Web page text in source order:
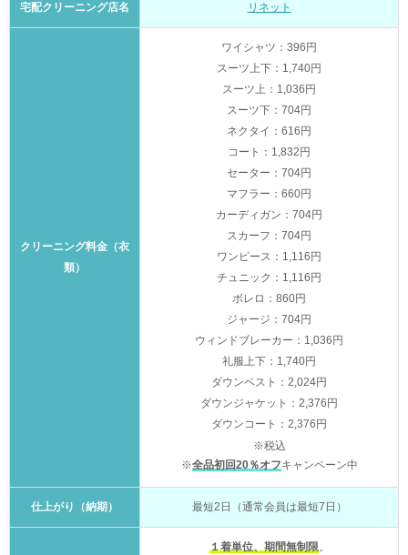
宅配クリーニング店名 リネット
クリーニング料金（衣
類）
ワイシャツ：396円
スーツ上下：1,740円
スーツ上：1,036円
スーツ下：704円
ネクタイ：616円
コート：1,832円
セーター：704円
マフラー：660円
カーディガン：704円
スカーフ：704円
ワンピース：1,116円
チュニック：1,116円
ボレロ：860円
ジャージ：704円
ウィンドブレーカー：1,036円
礼服上下：1,740円
ダウンベスト：2,024円
ダウンジャケット：2,376円
ダウンコート：2,376円
※税込
※全品初回20％オフキャンペーン中
仕上がり（納期） 最短2日（通常会員は最短7日）
１着単位、期間無制限。